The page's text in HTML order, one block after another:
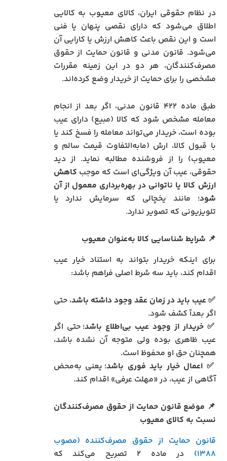
در نظام حقوقی ایران، کالای معیوب به کالایی
اطلاق می‌شود که دارای نقصی پنهان یا فنی
است و این نقص باعث کاهش ارزش یا کارایی آن
می‌شود. قانون مدنی و قانون حمایت از حقوق
مصرف‌کنندگان، هر دو در این زمینه مقررات
مشخصی را برای حمایت از خریدار وضع کرده‌اند.
طبق ماده ۴۲۲ قانون مدنی، اگر بعد از انجام
معامله مشخص شود که کالا (مبیع) دارای عیب
بوده است، خریدار می‌تواند معامله را فسخ کند یا
با قبول کالا، ارش (مابه‌التفاوت قیمت سالم و
معیوب) را از فروشنده مطالبه نماید. از دید
حقوقی، عیب آن ویژگی‌ای است که موجب کاهش
ارزش کالا یا ناتوانی در بهره‌برداری معمول از آن
شود؛ مانند یخچالی که سرمایش ندارد یا
تلویزیونی که تصویر ندارد.
📌 شرایط شناسایی کالا به‌عنوان معیوب
برای اینکه خریدار بتواند به استناد خیار عیب
اقدام کند، باید سه شرط اصلی فراهم باشد:
✅عیب باید در زمان عقد وجود داشته باشد، حتی
اگر بعداً کشف شود.
✅خریدار از وجود عیب بی‌اطلاع باشد؛ حتی اگر
عیب ظاهری بوده ولی متوجه آن نشده باشد،
همچنان حق او محفوظ است.
✅ اعمال خیار باید فوری باشد؛ یعنی به‌محض
آگاهی از عیب، در «مهلت عرفی» اقدام کند.
📌 موضع قانون حمایت از حقوق مصرف‌کنندگان
نسبت به کالای معیوب
قانون حمایت از حقوق مصرف‌کننده (مصوب
۱۳۸۸)
در ماده ۲ تصریح می‌کند که